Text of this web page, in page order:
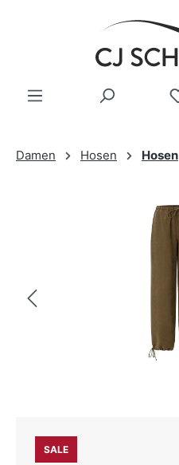
Zum Hauptinhalt springen
Damen Hosen Hosen
SALE